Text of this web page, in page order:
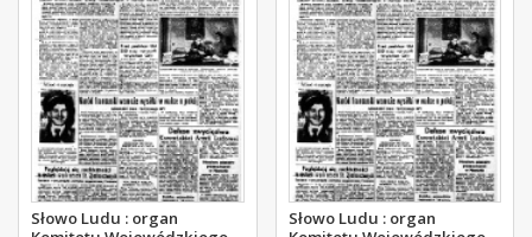
Słowo Ludu : organ
Słowo Ludu : organ